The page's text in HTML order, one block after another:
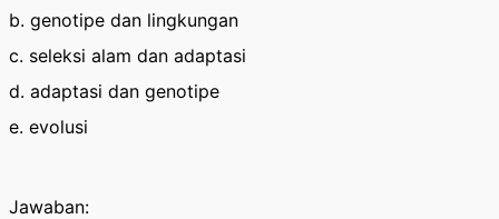
b. genotipe dan lingkungan
c. seleksi alam dan adaptasi
d. adaptasi dan genotipe
e. evolusi
Jawaban: